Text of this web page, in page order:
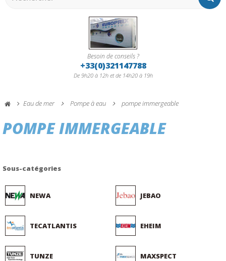
Besoin de conseils ?
+33(0)321147788
De 9h20 à 12h et de 14h20 à 19h
Eau de mer Pompe à eau pompe immergeable
POMPE IMMERGEABLE
Sous-catégories
NEWA JEBAO
TECATLANTIS EHEIM
TUNZE MAXSPECT